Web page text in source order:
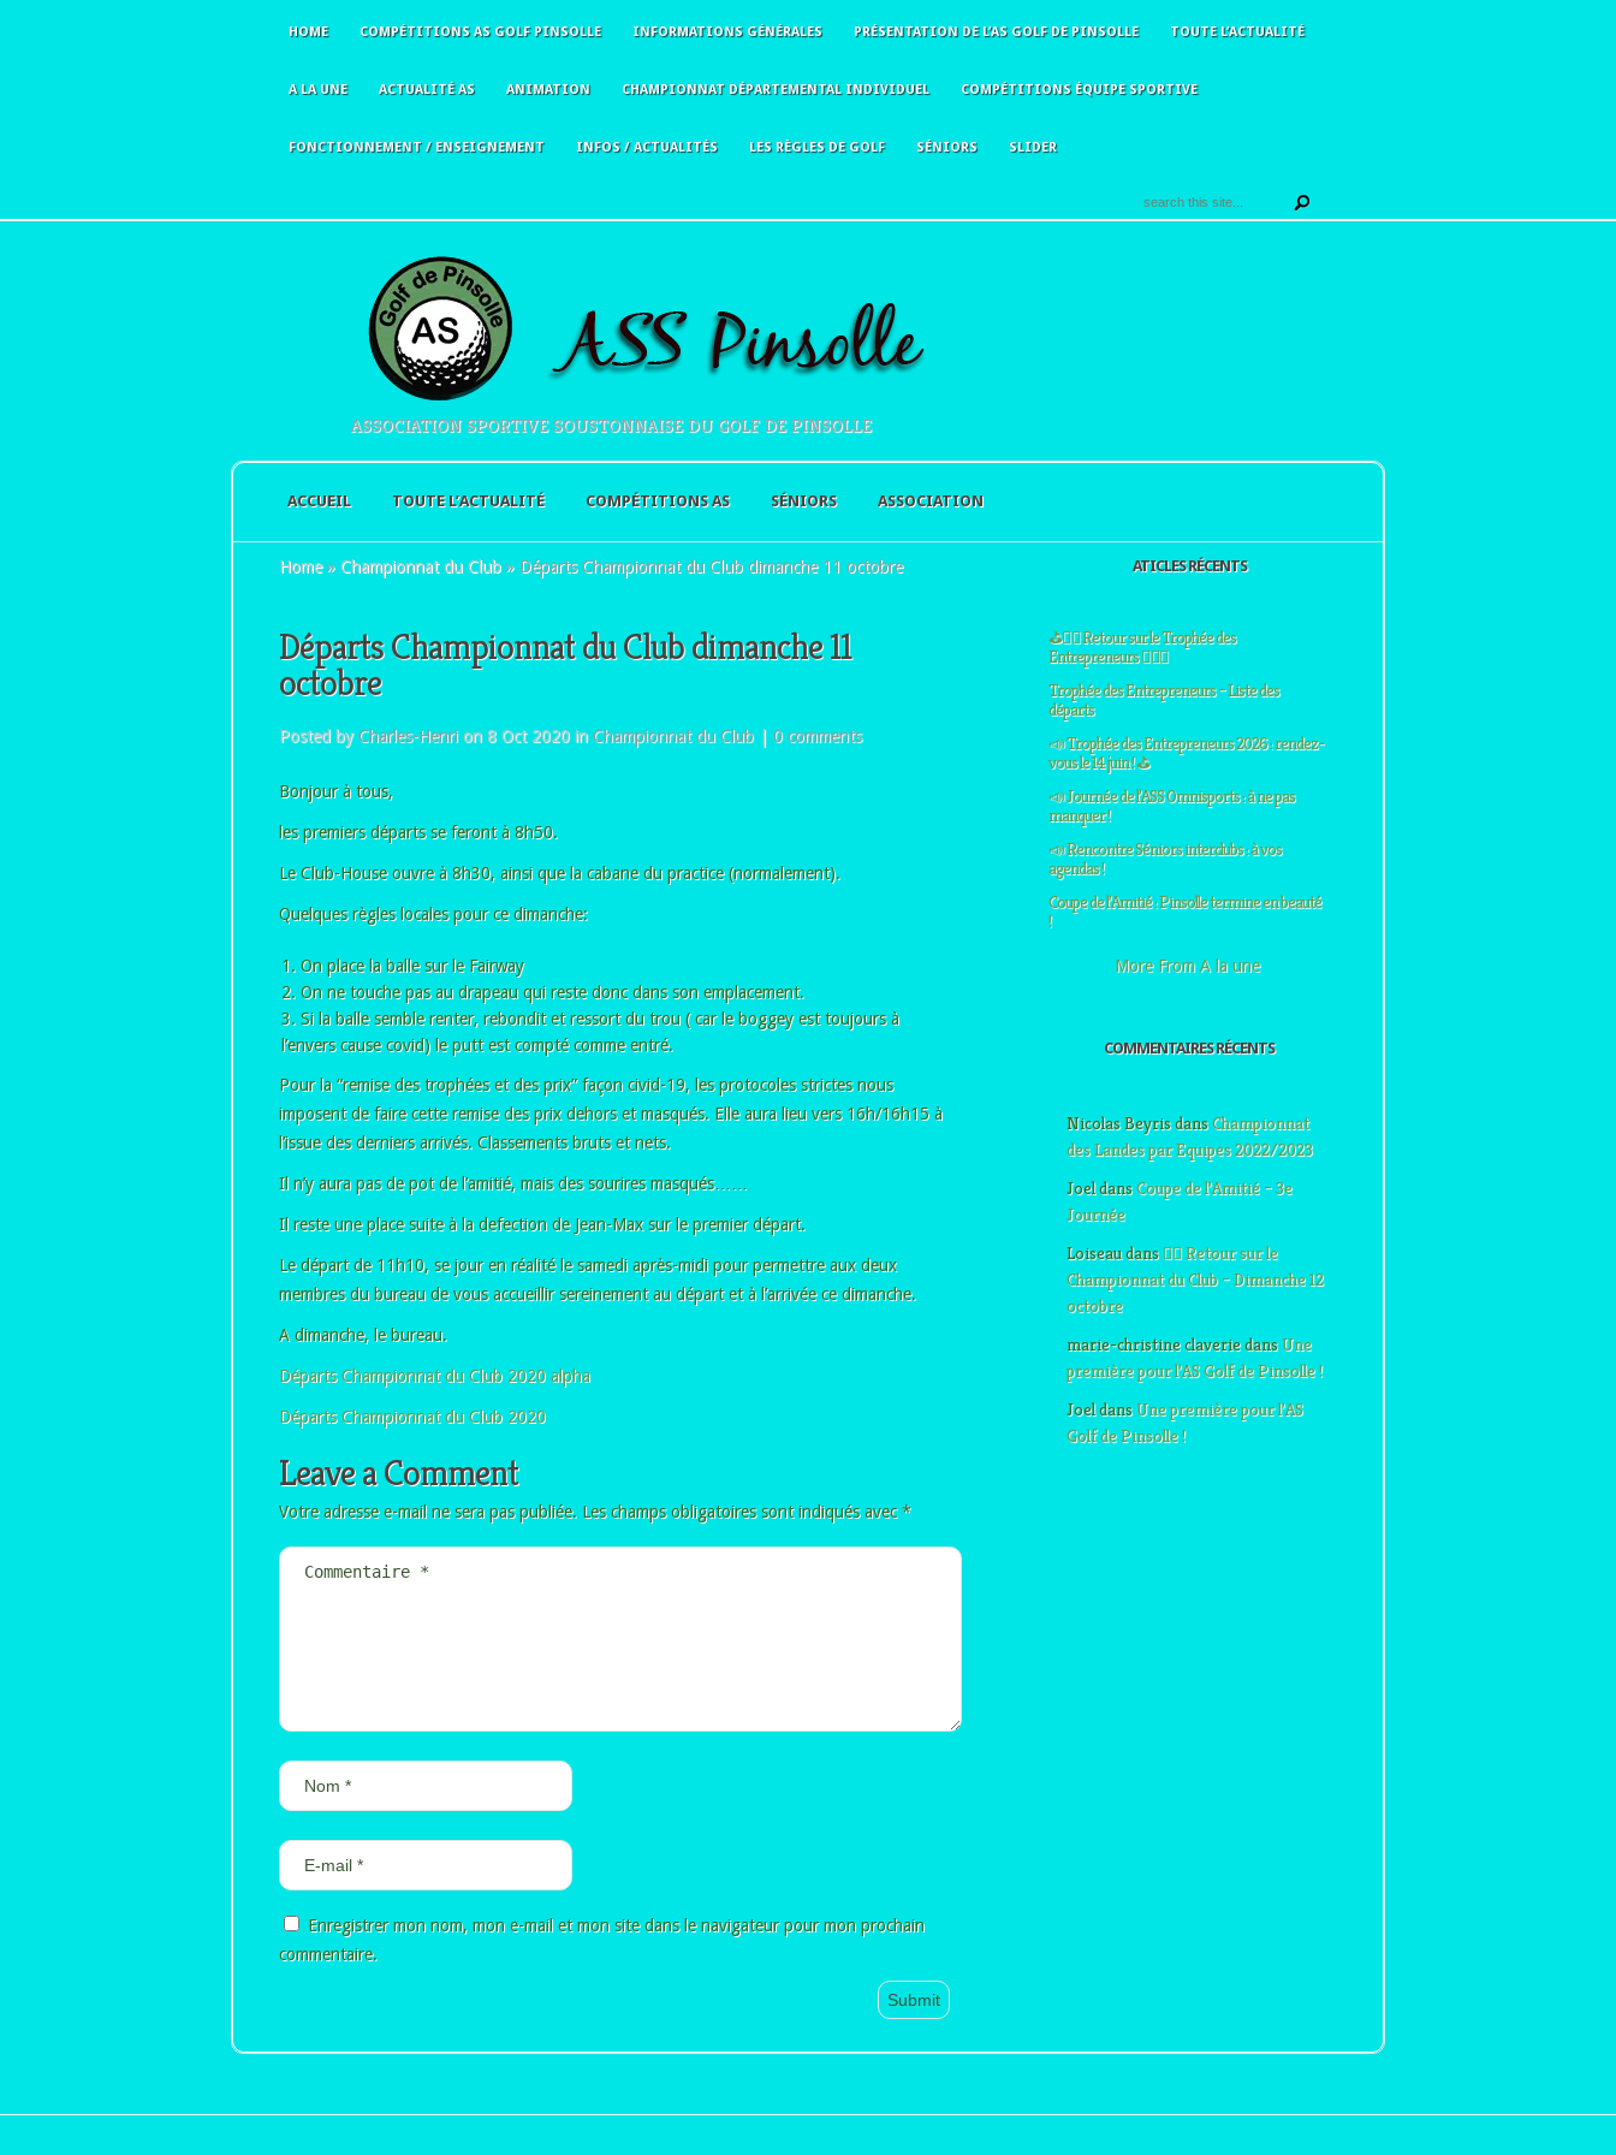
HOME COMPÉTITIONS AS GOLF PINSOLLE INFORMATIONS GÉNÉRALES PRÉSENTATION DE L’AS GOLF DE PINSOLLE TOUTE L’ACTUALITÉ
A LA UNE ACTUALITÉ AS ANIMATION CHAMPIONNAT DÉPARTEMENTAL INDIVIDUEL COMPÉTITIONS ÉQUIPE SPORTIVE
FONCTIONNEMENT / ENSEIGNEMENT INFOS / ACTUALITÉS LES RÈGLES DE GOLF SÉNIORS SLIDER
ASSOCIATION SPORTIVE SOUSTONNAISE DU GOLF DE PINSOLLE
ACCUEIL TOUTE L’ACTUALITÉ COMPÉTITIONS AS SÉNIORS ASSOCIATION
Home » Championnat du Club » Départs Championnat du Club dimanche 11 octobre
Départs Championnat du Club dimanche 11
octobre
Posted byCharles-Henrion 8 Oct 2020 inChampionnat du Club| 0 comments
Bonjour à tous,
les premiers départs se feront à 8h50.
Le Club-House ouvre à 8h30, ainsi que la cabane du practice (normalement).
Quelques règles locales pour ce dimanche:
On place la balle sur le Fairway
On ne touche pas au drapeau qui reste donc dans son emplacement.
Si la balle semble renter, rebondit et ressort du trou ( car le boggey est toujours à
l’envers cause covid) le putt est compté comme entré.
Pour la “remise des trophées et des prix” façon civid-19, les protocoles strictes nous
imposent de faire cette remise des prix dehors et masqués. Elle aura lieu vers 16h/16h15 à
l’issue des derniers arrivés. Classements bruts et nets.
Il n’y aura pas de pot de l’amitié, mais des sourires masqués……
Il reste une place suite à la defection de Jean-Max sur le premier départ.
Le départ de 11h10, se jour en réalité le samedi après-midi pour permettre aux deux
membres du bureau de vous accueillir sereinement au départ et à l’arrivée ce dimanche.
A dimanche, le bureau.
Départs Championnat du Club 2020 alpha
Départs Championnat du Club 2020
Leave a Comment
Votre adresse e-mail ne sera pas publiée. Les champs obligatoires sont indiqués avec*
Enregistrer mon nom, mon e-mail et mon site dans le navigateur pour mon prochain
commentaire.
ATICLES RÉCENTS
⛳🏌️‍♀️ Retour sur le Trophée des
Entrepreneurs 🏌️‍♂️⛳
Trophée des Entrepreneurs – Liste des
départs
📣 Trophée des Entrepreneurs 2026 : rendez-
vous le 14 juin ! ⛳
📣 Journée de l’ASS Omnisports : à ne pas
manquer !
📣 Rencontre Séniors interclubs : à vos
agendas !
Coupe de l’Amitié : Pinsolle termine en beauté
!
More From A la une
COMMENTAIRES RÉCENTS
Nicolas BeyrisdansChampionnat
des Landes par Equipes 2022/2023
JoeldansCoupe de l’Amitié – 3e
Journée
Loiseaudans🏌️‍♂️ Retour sur le
Championnat du Club – Dimanche 12
octobre
marie-christine claveriedansUne
première pour l’AS Golf de Pinsolle !
JoeldansUne première pour l’AS
Golf de Pinsolle !